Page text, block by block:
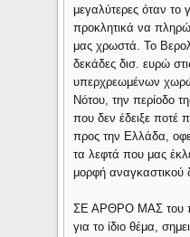
μεγαλύτερες όταν το
προκλητικά να
μας χρωστά. Το
δεκάδες δισ. ευρώ
υπερχρεωμένων
Νότου, την περίοδο
που δεν έδειξε ποτέ
προς την Ελλάδα,
τα λεφτά που μας
μορφή αναγκαστικού
ΣΕ ΑΡΘΡΟ ΜΑΣ του
για το ίδιο θέμα,